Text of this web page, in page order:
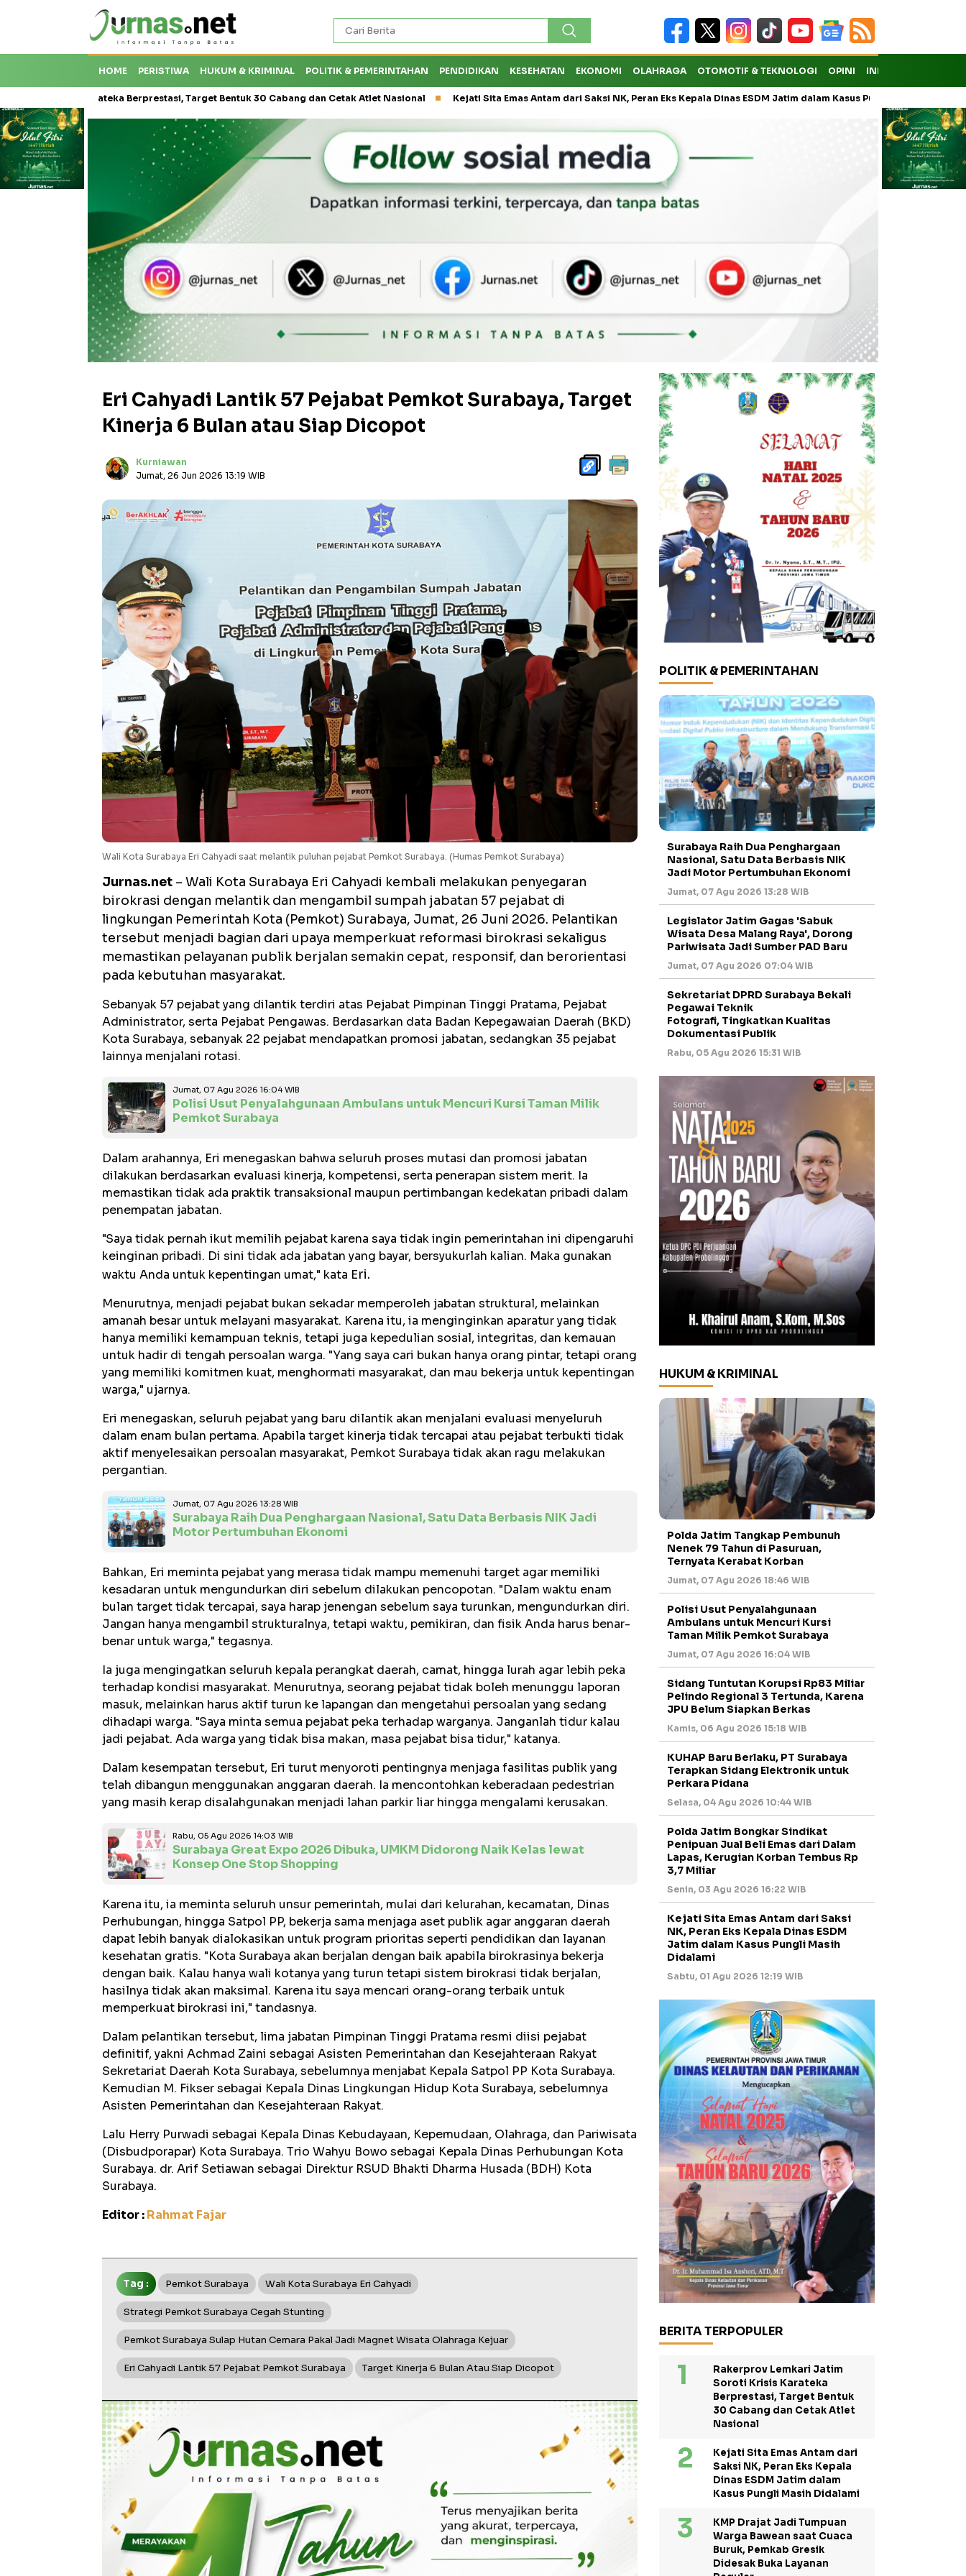
HOME PERISTIWA HUKUM & KRIMINAL POLITIK & PEMERINTAHAN PENDIDIKAN KESEHATAN EKONOMI OLAHRAGA OTOMOTIF & TEKNOLOGI OPINI INDEKS
Karateka Berprestasi, Target Bentuk 30 Cabang dan Cetak Atlet Nasional Kejati Sita Emas Antam dari Saksi NK, Peran Eks Kepala Dinas ESDM Jatim dalam Kasus Pungli Masih Didalami
Eri Cahyadi Lantik 57 Pejabat Pemkot Surabaya, Target
Kinerja 6 Bulan atau Siap Dicopot
Kurniawan
Jumat, 26 Jun 2026 13:19 WIB
Wali Kota Surabaya Eri Cahyadi saat melantik puluhan pejabat Pemkot Surabaya. (Humas Pemkot Surabaya)
Jurnas.net – Wali Kota Surabaya Eri Cahyadi kembali melakukan penyegaran
birokrasi dengan melantik dan mengambil sumpah jabatan 57 pejabat di
lingkungan Pemerintah Kota (Pemkot) Surabaya, Jumat, 26 Juni 2026. Pelantikan
tersebut menjadi bagian dari upaya memperkuat reformasi birokrasi sekaligus
memastikan pelayanan publik berjalan semakin cepat, responsif, dan berorientasi
pada kebutuhan masyarakat.
Sebanyak 57 pejabat yang dilantik terdiri atas Pejabat Pimpinan Tinggi Pratama, Pejabat
Administrator, serta Pejabat Pengawas. Berdasarkan data Badan Kepegawaian Daerah (BKD)
Kota Surabaya, sebanyak 22 pejabat mendapatkan promosi jabatan, sedangkan 35 pejabat
lainnya menjalani rotasi.
Jumat, 07 Agu 2026 16:04 WIB
Polisi Usut Penyalahgunaan Ambulans untuk Mencuri Kursi Taman Milik
Pemkot Surabaya
Dalam arahannya, Eri menegaskan bahwa seluruh proses mutasi dan promosi jabatan
dilakukan berdasarkan evaluasi kinerja, kompetensi, serta penerapan sistem merit. Ia
memastikan tidak ada praktik transaksional maupun pertimbangan kedekatan pribadi dalam
penempatan jabatan.
"Saya tidak pernah ikut memilih pejabat karena saya tidak ingin pemerintahan ini dipengaruhi
keinginan pribadi. Di sini tidak ada jabatan yang bayar, bersyukurlah kalian. Maka gunakan
waktu Anda untuk kepentingan umat," kata Eri.
Menurutnya, menjadi pejabat bukan sekadar memperoleh jabatan struktural, melainkan
amanah besar untuk melayani masyarakat. Karena itu, ia menginginkan aparatur yang tidak
hanya memiliki kemampuan teknis, tetapi juga kepedulian sosial, integritas, dan kemauan
untuk hadir di tengah persoalan warga. "Yang saya cari bukan hanya orang pintar, tetapi orang
yang memiliki komitmen kuat, menghormati masyarakat, dan mau bekerja untuk kepentingan
warga," ujarnya.
Eri menegaskan, seluruh pejabat yang baru dilantik akan menjalani evaluasi menyeluruh
dalam enam bulan pertama. Apabila target kinerja tidak tercapai atau pejabat terbukti tidak
aktif menyelesaikan persoalan masyarakat, Pemkot Surabaya tidak akan ragu melakukan
pergantian.
Jumat, 07 Agu 2026 13:28 WIB
Surabaya Raih Dua Penghargaan Nasional, Satu Data Berbasis NIK Jadi
Motor Pertumbuhan Ekonomi
Bahkan, Eri meminta pejabat yang merasa tidak mampu memenuhi target agar memiliki
kesadaran untuk mengundurkan diri sebelum dilakukan pencopotan. "Dalam waktu enam
bulan target tidak tercapai, saya harap jenengan sebelum saya turunkan, mengundurkan diri.
Jangan hanya mengambil strukturalnya, tetapi waktu, pemikiran, dan fisik Anda harus benar-
benar untuk warga," tegasnya.
Ia juga mengingatkan seluruh kepala perangkat daerah, camat, hingga lurah agar lebih peka
terhadap kondisi masyarakat. Menurutnya, seorang pejabat tidak boleh menunggu laporan
masuk, melainkan harus aktif turun ke lapangan dan mengetahui persoalan yang sedang
dihadapi warga. "Saya minta semua pejabat peka terhadap warganya. Janganlah tidur kalau
jadi pejabat. Ada warga yang tidak bisa makan, masa pejabat bisa tidur," katanya.
Dalam kesempatan tersebut, Eri turut menyoroti pentingnya menjaga fasilitas publik yang
telah dibangun menggunakan anggaran daerah. Ia mencontohkan keberadaan pedestrian
yang masih kerap disalahgunakan menjadi lahan parkir liar hingga mengalami kerusakan.
Rabu, 05 Agu 2026 14:03 WIB
Surabaya Great Expo 2026 Dibuka, UMKM Didorong Naik Kelas lewat
Konsep One Stop Shopping
Karena itu, ia meminta seluruh unsur pemerintah, mulai dari kelurahan, kecamatan, Dinas
Perhubungan, hingga Satpol PP, bekerja sama menjaga aset publik agar anggaran daerah
dapat lebih banyak dialokasikan untuk program prioritas seperti pendidikan dan layanan
kesehatan gratis. "Kota Surabaya akan berjalan dengan baik apabila birokrasinya bekerja
dengan baik. Kalau hanya wali kotanya yang turun tetapi sistem birokrasi tidak berjalan,
hasilnya tidak akan maksimal. Karena itu saya mencari orang-orang terbaik untuk
memperkuat birokrasi ini," tandasnya.
Dalam pelantikan tersebut, lima jabatan Pimpinan Tinggi Pratama resmi diisi pejabat
definitif, yakni Achmad Zaini sebagai Asisten Pemerintahan dan Kesejahteraan Rakyat
Sekretariat Daerah Kota Surabaya, sebelumnya menjabat Kepala Satpol PP Kota Surabaya.
Kemudian M. Fikser sebagai Kepala Dinas Lingkungan Hidup Kota Surabaya, sebelumnya
Asisten Pemerintahan dan Kesejahteraan Rakyat.
Lalu Herry Purwadi sebagai Kepala Dinas Kebudayaan, Kepemudaan, Olahraga, dan Pariwisata
(Disbudporapar) Kota Surabaya. Trio Wahyu Bowo sebagai Kepala Dinas Perhubungan Kota
Surabaya. dr. Arif Setiawan sebagai Direktur RSUD Bhakti Dharma Husada (BDH) Kota
Surabaya.
Editor :Rahmat Fajar
Tag : Pemkot Surabaya Wali Kota Surabaya Eri Cahyadi
Strategi Pemkot Surabaya Cegah Stunting
Pemkot Surabaya Sulap Hutan Cemara Pakal Jadi Magnet Wisata Olahraga Kejuar
Eri Cahyadi Lantik 57 Pejabat Pemkot Surabaya Target Kinerja 6 Bulan Atau Siap Dicopot
POLITIK & PEMERINTAHAN
Surabaya Raih Dua Penghargaan
Nasional, Satu Data Berbasis NIK
Jadi Motor Pertumbuhan Ekonomi
Jumat, 07 Agu 2026 13:28 WIB
Legislator Jatim Gagas 'Sabuk
Wisata Desa Malang Raya', Dorong
Pariwisata Jadi Sumber PAD Baru
Jumat, 07 Agu 2026 07:04 WIB
Sekretariat DPRD Surabaya Bekali
Pegawai Teknik
Fotografi, Tingkatkan Kualitas
Dokumentasi Publik
Rabu, 05 Agu 2026 15:31 WIB
HUKUM & KRIMINAL
Polda Jatim Tangkap Pembunuh
Nenek 79 Tahun di Pasuruan,
Ternyata Kerabat Korban
Jumat, 07 Agu 2026 18:46 WIB
Polisi Usut Penyalahgunaan
Ambulans untuk Mencuri Kursi
Taman Milik Pemkot Surabaya
Jumat, 07 Agu 2026 16:04 WIB
Sidang Tuntutan Korupsi Rp83 Miliar
Pelindo Regional 3 Tertunda, Karena
JPU Belum Siapkan Berkas
Kamis, 06 Agu 2026 15:18 WIB
KUHAP Baru Berlaku, PT Surabaya
Terapkan Sidang Elektronik untuk
Perkara Pidana
Selasa, 04 Agu 2026 10:44 WIB
Polda Jatim Bongkar Sindikat
Penipuan Jual Beli Emas dari Dalam
Lapas, Kerugian Korban Tembus Rp
3,7 Miliar
Senin, 03 Agu 2026 16:22 WIB
Kejati Sita Emas Antam dari Saksi
NK, Peran Eks Kepala Dinas ESDM
Jatim dalam Kasus Pungli Masih
Didalami
Sabtu, 01 Agu 2026 12:19 WIB
BERITA TERPOPULER
Rakerprov Lemkari Jatim
Soroti Krisis Karateka
Berprestasi, Target Bentuk
30 Cabang dan Cetak Atlet
Nasional
Kejati Sita Emas Antam dari
Saksi NK, Peran Eks Kepala
Dinas ESDM Jatim dalam
Kasus Pungli Masih Didalami
KMP Drajat Jadi Tumpuan
Warga Bawean saat Cuaca
Buruk, Pemkab Gresik
Didesak Buka Layanan